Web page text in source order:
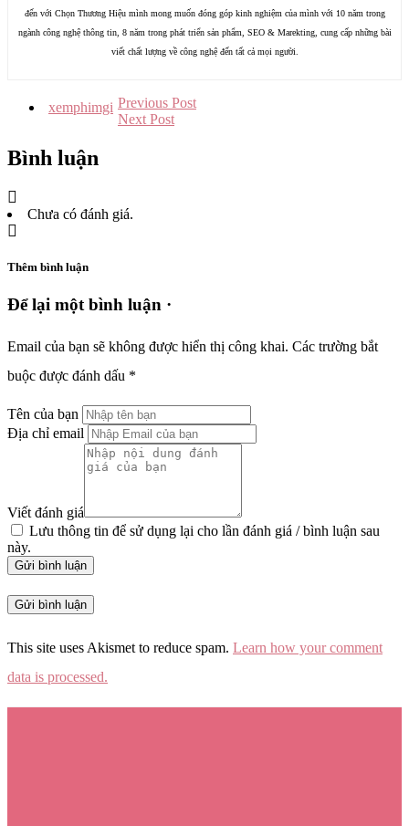
đến với Chọn Thương Hiệu mình mong muốn đóng góp kinh nghiệm của mình với 10 năm trong
ngành công nghệ thông tin, 8 năm trong phát triển sản phẩm, SEO & Marekting, cung cấp những bài
viết chất lượng về công nghệ đến tất cả mọi người.
xemphimgi Previous Post
Next Post
Bình luận
Chưa có đánh giá.
Thêm bình luận
Để lại một bình luận ·
Email của bạn sẽ không được hiển thị công khai. Các trường bắt
buộc được đánh dấu *
Tên của bạn
Địa chỉ email
Viết đánh giá
Lưu thông tin để sử dụng lại cho lần đánh giá / bình luận sau
này.
Gửi bình luận
This site uses Akismet to reduce spam. Learn how your comment
data is processed.